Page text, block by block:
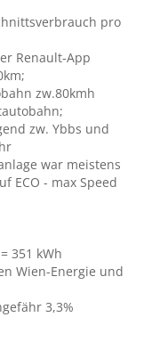
pro
Renault-App
zw.80kmh
zw. Ybbs und
war meistens
ECO - max Speed
351 kWh
Wien-Energie und
3,3%